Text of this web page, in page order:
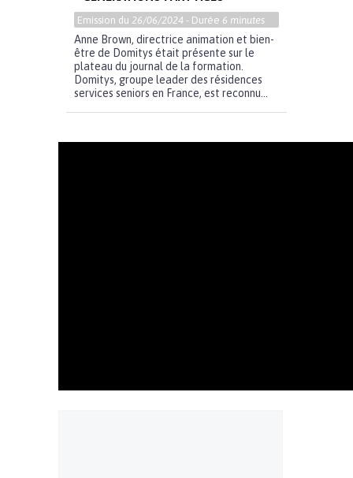
Emission du 26/06/2024 - Durée 6 minutes
Anne Brown, directrice animation et bien-
être de Domitys était présente sur le
plateau du journal de la formation.
Domitys, groupe leader des résidences
services seniors en France, est reconnu...